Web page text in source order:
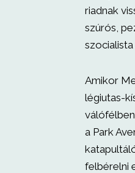
riadnak
szúrós,
Amikor
légiutas-
a Park
felbérelni